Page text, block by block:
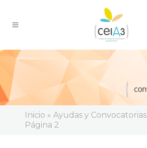
Inicio » Ayudas y Convocatorias
Página 2